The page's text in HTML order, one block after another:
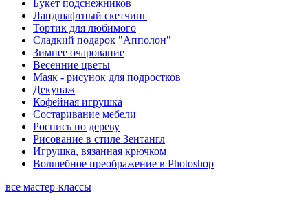
Букет подснежников
Ландшафтный скетчинг
Тортик для любимого
Сладкий подарок "Апполон"
Зимнее очарование
Весенние цветы
Маяк - рисунок для подростков
Декупаж
Кофейная игрушка
Состаривание мебели
Роспись по дереву
Рисование в стиле Зентангл
Игрушка, вязанная крючком
Волшебное преображение в Photoshop
все мастер-классы